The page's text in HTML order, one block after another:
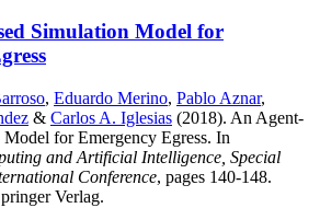
Simulation Model for
, Eduardo Merino, Pablo Aznar,
& Carlos A. Iglesias (2018). An Agent-
Model for Emergency Egress. In
and Artificial Intelligence, Special
Conference, pages 140-148.
Verlag.